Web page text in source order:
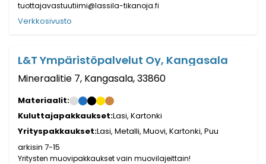
tuottajavastuutiimi@lassila-tikanoja.fi
Verkkosivusto
L&T Ympäristöpalvelut Oy, Kangasala
Mineraalitie 7, Kangasala, 33860
Materiaalit:
Kuluttajapakkaukset:Lasi, Kartonki
Yrityspakkaukset:Lasi, Metalli, Muovi, Kartonki, Puu
arkisin 7-15
Yritysten muovipakkaukset vain muovilajeittain!